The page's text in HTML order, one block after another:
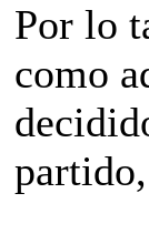
Por lo
como